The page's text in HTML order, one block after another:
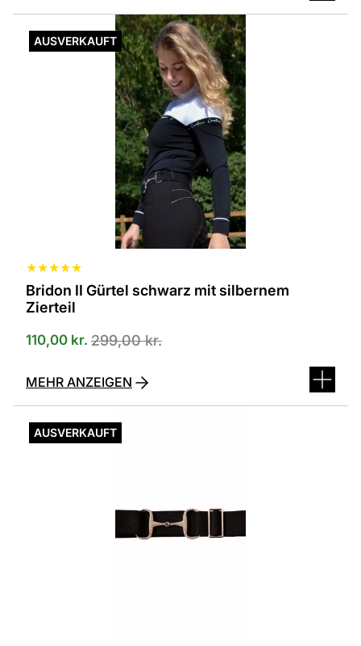
AUSVERKAUFT
★★★★★
Bridon II Gürtel schwarz mit silbernem
Zierteil
299,00kr.
110,00 kr.
MEHR ANZEIGEN
AUSVERKAUFT